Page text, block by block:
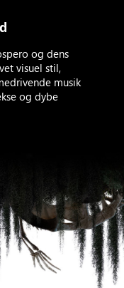
og dens
visuel stil,
musik
og dybe